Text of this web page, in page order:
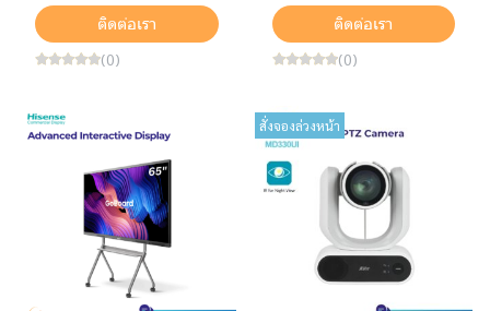
ติดต่อเรา
(0)
ติดต่อเรา
(0)
สั่งจองล่วงหน้า